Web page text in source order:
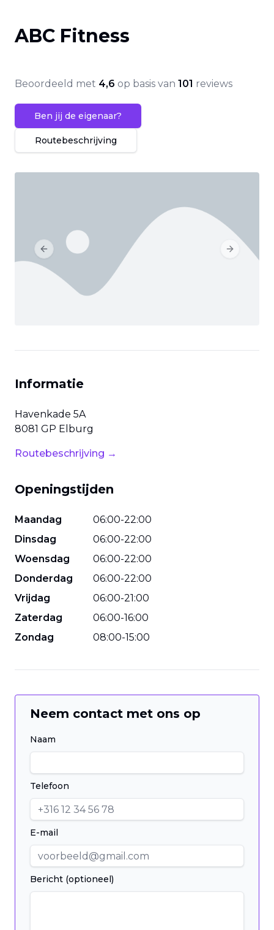
ABC Fitness
Beoordeeld met 4,6 op basis van 101 reviews
Ben jij de eigenaar?
Routebeschrijving
Previous slide Next slide
Informatie
Havenkade 5A
8081 GP Elburg
Routebeschrijving →
Openingstijden
Maandag 06:00-22:00
Dinsdag
06:00-22:00
Woensdag
06:00-22:00
Donderdag
06:00-22:00
Vrijdag
06:00-21:00
Zaterdag
06:00-16:00
Zondag
08:00-15:00
Neem contact met ons op
Naam
Telefoon
E-mail
Bericht (optioneel)